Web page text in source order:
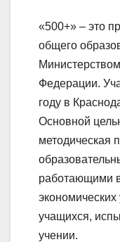
«500+» – это
общего
Федерации.
году в
Основной
методическая
работающими
учащихся,
учении.